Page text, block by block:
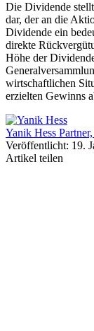
Die Dividende
dar, der an die
Dividende ein
direkte
Höhe der
wirtschaftlichen
erzielten Gewinns
Yanik Hess
Veröffentlicht: 19.
Artikel teilen